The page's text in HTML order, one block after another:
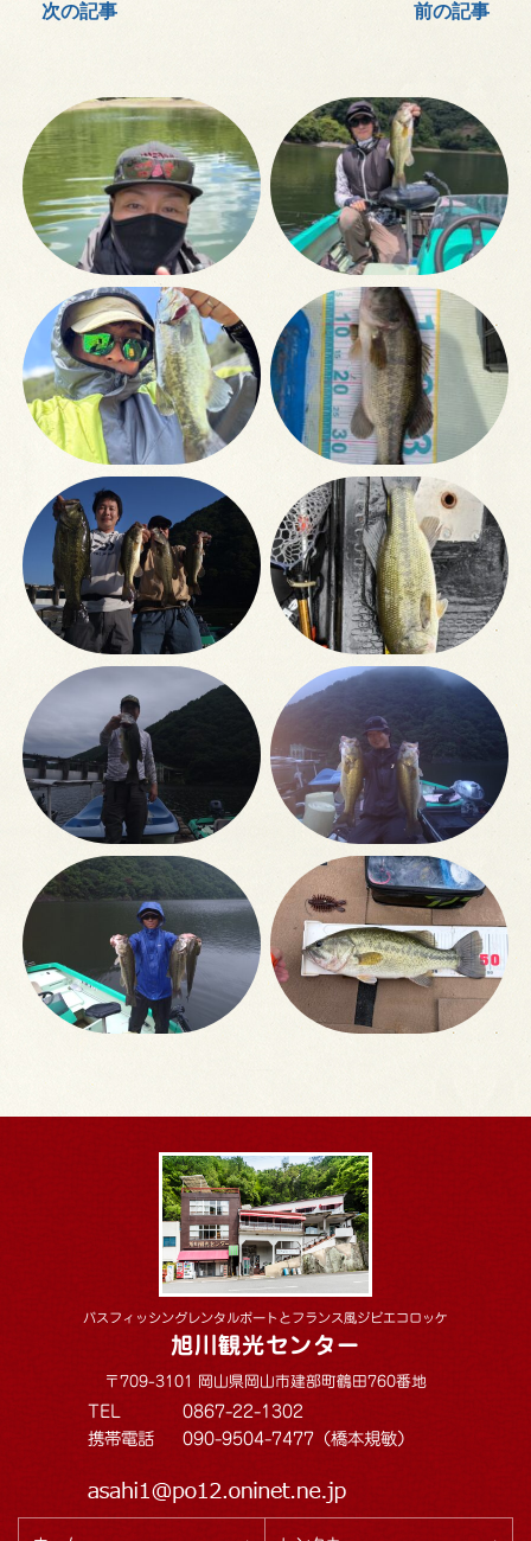
次の記事 前の記事
バスフィッシングレンタルボートとフランス風ジビエコロッケ
旭川観光センター
〒709-3101 岡山県岡山市建部町鶴田760番地
TEL
0867-22-1302
携帯電話
090-9504-7477（橋本規敏）